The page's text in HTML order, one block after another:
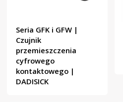
Seria GFK i GFW |
Czujnik
przemieszczenia
cyfrowego
kontaktowego |
DADISICK